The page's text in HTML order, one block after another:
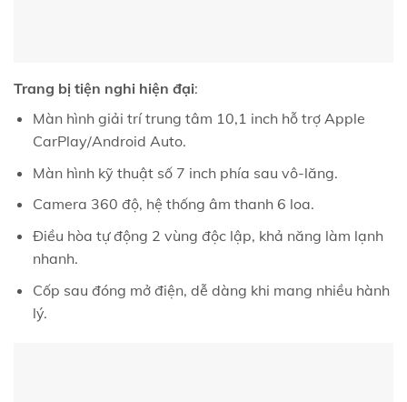
Trang bị tiện nghi hiện đại:
Màn hình giải trí trung tâm 10,1 inch hỗ trợ Apple
CarPlay/Android Auto.
Màn hình kỹ thuật số 7 inch phía sau vô-lăng.
Camera 360 độ, hệ thống âm thanh 6 loa.
Điều hòa tự động 2 vùng độc lập, khả năng làm lạnh
nhanh.
Cốp sau đóng mở điện, dễ dàng khi mang nhiều hành
lý.